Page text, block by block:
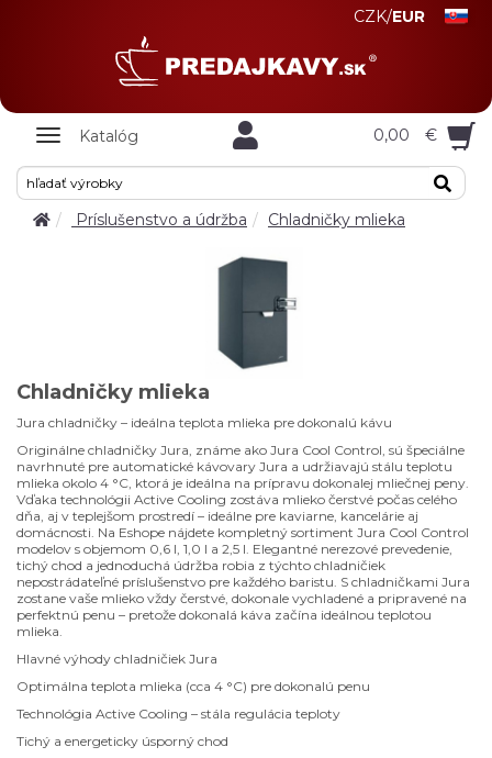
CZK/EUR
Zobrazit
Katalóg 0,00 €
Príslušenstvo a údržba Chladničky mlieka
Chladničky mlieka
Jura chladničky – ideálna teplota mlieka pre dokonalú kávu
Originálne chladničky Jura, známe ako Jura Cool Control, sú špeciálne
navrhnuté pre automatické kávovary Jura a udržiavajú stálu teplotu
mlieka okolo 4 °C, ktorá je ideálna na prípravu dokonalej mliečnej peny.
Vďaka technológii Active Cooling zostáva mlieko čerstvé počas celého
dňa, aj v teplejšom prostredí – ideálne pre kaviarne, kancelárie aj
domácnosti. Na Eshope nájdete kompletný sortiment Jura Cool Control
modelov s objemom 0,6 l, 1,0 l a 2,5 l. Elegantné nerezové prevedenie,
tichý chod a jednoduchá údržba robia z týchto chladničiek
nepostrádateľné príslušenstvo pre každého baristu. S chladničkami Jura
zostane vaše mlieko vždy čerstvé, dokonale vychladené a pripravené na
perfektnú penu – pretože dokonalá káva začína ideálnou teplotou
mlieka.
Hlavné výhody chladničiek Jura
Optimálna teplota mlieka (cca 4 °C) pre dokonalú penu
Technológia Active Cooling – stála regulácia teploty
Tichý a energeticky úsporný chod